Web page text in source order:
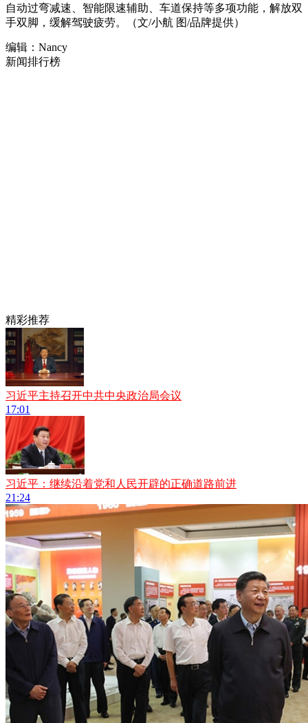
自动过弯减速、智能限速辅助、车道保持等多项功能，解放双
手双脚，缓解驾驶疲劳。（文/小航 图/品牌提供）
编辑：Nancy
新闻排行榜
精彩推荐
习近平主持召开中共中央政治局会议
17:01
习近平：继续沿着党和人民开辟的正确道路前进
21:24